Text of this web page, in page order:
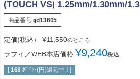
(TOUCH VS) 1.25mm/1.30mm/
商品番号 gd13605
定価(税込） ¥11,550のところ
ラフィノWEB本店価格 ¥9,240税込
[ 168 ﾎﾟｲﾝﾄ(円)還元中！]